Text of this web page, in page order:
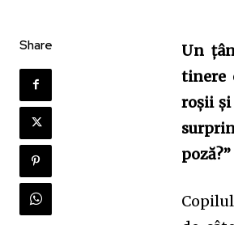
Share
Un
tinere
roșii și
poză?”